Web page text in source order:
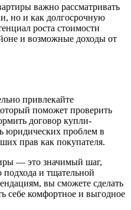
важно рассматривать
но и как долгосрочную
роста стоимости
и возможные доходы от
привлекайте
поможет проверить
договор купли-
юридических проблем в
прав как покупателя.
— это значимый шаг,
подхода и тщательной
вы сможете сделать
себе комфортное и выгодное